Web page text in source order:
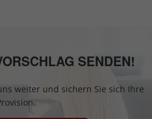
SENDEN!
weiter und sichern Sie sich Ihre